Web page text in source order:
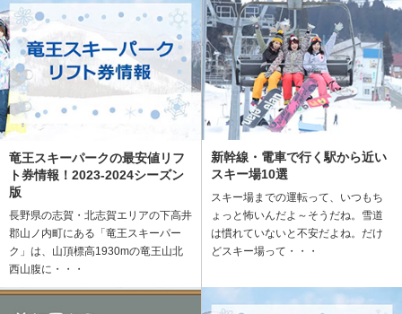
竜王スキーパークの最安値リフ
ト券情報！2023-2024シーズン
版
長野県の志賀・北志賀エリアの下高井
郡山ノ内町にある「竜王スキーパー
ク」は、山頂標高1930mの竜王山北
西山腹に・・・
新幹線・電車で行く駅から近い
スキー場10選
スキー場までの運転って、いつもち
ょっと怖いんだよ～そうだね。雪道
は慣れていないと不安だよね。だけ
どスキー場って・・・